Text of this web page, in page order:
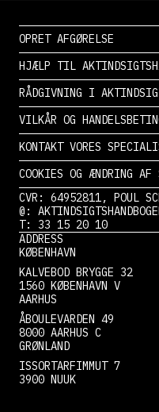
OPRET AFGØRELSE
HJÆLP TIL
RÅDGIVNING I
VILKÅR OG
KONTAKT VORES
COOKIES OG ÆNDRING AF
CVR: 64952811, POUL
@:
T: 33 15 20 10
ADDRESS
KØBENHAVN
KALVEBOD BRYGGE 32
1560 KØBENHAVN V
AARHUS
ÅBOULEVARDEN 49
8000 AARHUS C
GRØNLAND
ISSORTARFIMMUT 7
3900 NUUK